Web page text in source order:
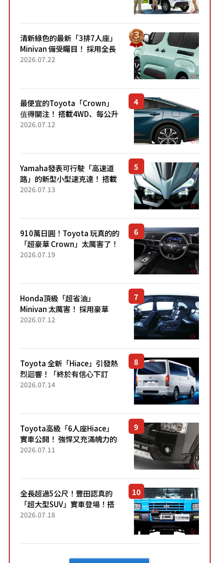
清新綠色的最新「3排7人座」
Minivan 備受矚目！ 採用全長
4.7公尺剛剛好的車身尺寸與
2026.07.22
最便宜的Toyota「Crown」
值得關注！ 搭載4WD、每公升
22.4公里低油耗表現超亮眼！
2026.07.12
Yamaha發表可行駛「高速道
路」的新型小型速克達！ 搭載
能享受超強勁「渦輪感」的動
2026.07.13
910萬日圓！Toyota 玩真的的
「超豪華 Crown」太厲害了！
採用由「匠人技藝」打造的
2026.07.19
Honda頂級「超省油」
Minivan 太厲害！ 採用豪華
「真皮座椅」與專屬「黑色內
「三...
2026.07.12
Toyota 全新「Hiace」引發熱
烈迴響！「終於有信心下訂
了！」「哪個等級交車最
車？...
2026.07.14
Toyota高級「6人座Hiace」
實車公開！ 強悍又充滿魄力的
「全黑設計」搭配特別「豪華
2026.07.11
全長超過5公尺！豐田認真的
「超大型SUV」實車登場！搭
載後輪也會轉向的「四輪轉
「Mega C...
2026.07.18